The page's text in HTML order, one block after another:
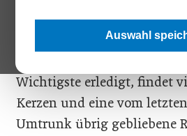
Auswahl
wenn, sagen wir an einem
Dezembernachmittag,
Wichtigste erledigt, findet
Kerzen und eine vom
Umtrunk übrig gebliebene